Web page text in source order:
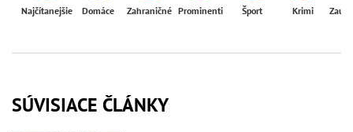
Najčítanejšie Domáce Zahraničné Prominenti Šport Krimi
SÚVISIACE ČLÁNKY